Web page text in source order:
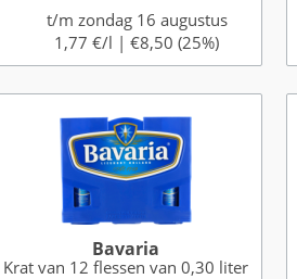
t/m zondag 16 augustus
1,77 €/l | €8,50 (25%)
Bavaria
Krat van 12 flessen van 0,30 liter